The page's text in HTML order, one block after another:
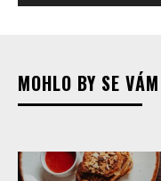
MOHLO BY SE